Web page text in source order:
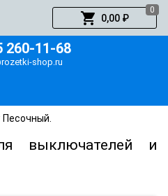
shopping_cart 0,00 ₽
0
260-11-68
shop.ru
выключателей и